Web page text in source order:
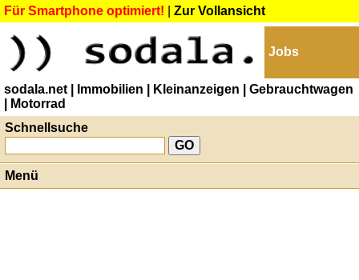
Für Smartphone optimiert! Zur Vollansicht
Jobs
sodala.net | Immobilien | Kleinanzeigen
| Gebrauchtwagen
| Motorrad
Schnellsuche
Menü